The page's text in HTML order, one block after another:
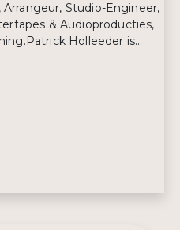
Studio-Engineer,
& Audioproducties,
Holleeder is...